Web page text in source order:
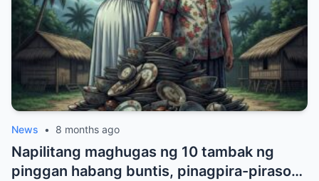
News • 8 months ago
Napilitang maghugas ng 10 tambak ng
pinggan habang buntis, pinagpira-piraso